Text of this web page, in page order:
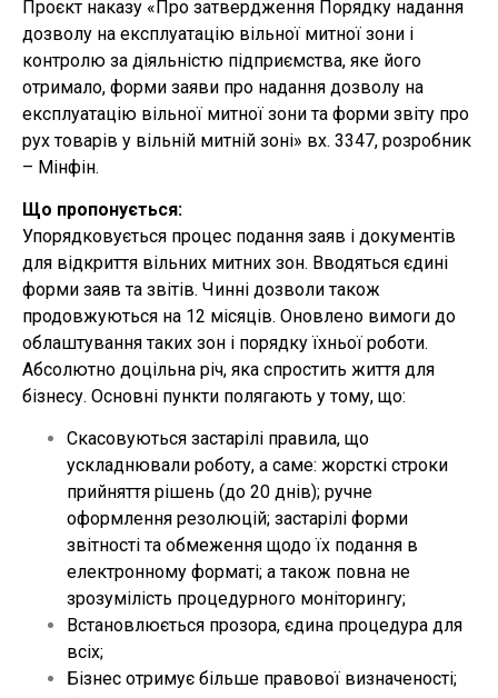
Проєкт наказу «Про затвердження Порядку надання
дозволу на експлуатацію вільної митної зони і
контролю за діяльністю підприємства, яке його
отримало, форми заяви про надання дозволу на
експлуатацію вільної митної зони та форми звіту про
рух товарів у вільній митній зоні» вх. 3347, розробник
– Мінфін.
Що пропонується:
Упорядковується процес подання заяв і документів
для відкриття вільних митних зон. Вводяться єдині
форми заяв та звітів. Чинні дозволи також
продовжуються на 12 місяців. Оновлено вимоги до
облаштування таких зон і порядку їхньої роботи.
Абсолютно доцільна річ, яка спростить життя для
бізнесу. Основні пункти полягають у тому, що:
Скасовуються застарілі правила, що
ускладнювали роботу, а саме: жорсткі строки
прийняття рішень (до 20 днів); ручне
оформлення резолюцій; застарілі форми
звітності та обмеження щодо їх подання в
електронному форматі; а також повна не
зрозумілість процедурного моніторингу;
Встановлюється прозора, єдина процедура для
всіх;
Бізнес отримує більше правової визначеності;